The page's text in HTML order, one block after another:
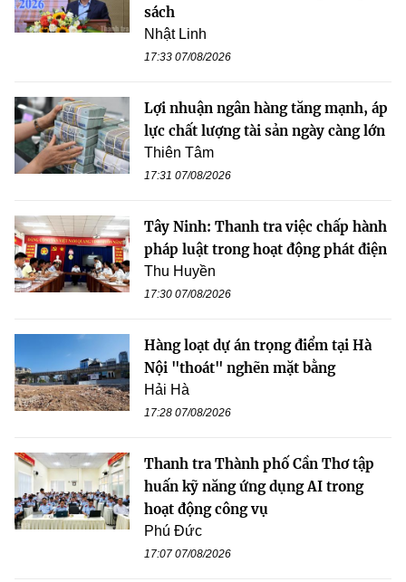
sách
Nhật Linh
17:33 07/08/2026
Lợi nhuận ngân hàng tăng mạnh, áp
lực chất lượng tài sản ngày càng lớn
Thiên Tâm
17:31 07/08/2026
Tây Ninh: Thanh tra việc chấp hành
pháp luật trong hoạt động phát điện
Thu Huyền
17:30 07/08/2026
Hàng loạt dự án trọng điểm tại Hà
Nội "thoát" nghẽn mặt bằng
Hải Hà
17:28 07/08/2026
Thanh tra Thành phố Cần Thơ tập
huấn kỹ năng ứng dụng AI trong
hoạt động công vụ
Phú Đức
17:07 07/08/2026